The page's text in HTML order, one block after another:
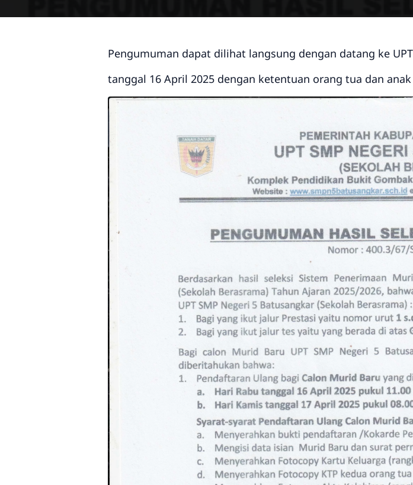
Pengumuman dapat dilihat langsung dengan datang ke
tanggal 16 April 2025 dengan ketentuan orang tua dan anak